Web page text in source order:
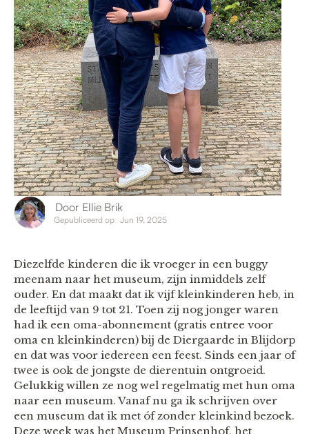
Door Ellie Brik
Gepubliceerd op Jun 19, 2025
Diezelfde kinderen die ik vroeger in een buggy
meenam naar het museum, zijn inmiddels zelf
ouder. En dat maakt dat ik vijf kleinkinderen heb, in
de leeftijd van 9 tot 21. Toen zij nog jonger waren
had ik een oma-abonnement (gratis entree voor
oma en kleinkinderen) bij de Diergaarde in Blijdorp
en dat was voor iedereen een feest. Sinds een jaar of
twee is ook de jongste de dierentuin ontgroeid.
Gelukkig willen ze nog wel regelmatig met hun oma
naar een museum. Vanaf nu ga ik schrijven over
een museum dat ik met óf zonder kleinkind bezoek.
Deze week was het Museum Prinsenhof, het